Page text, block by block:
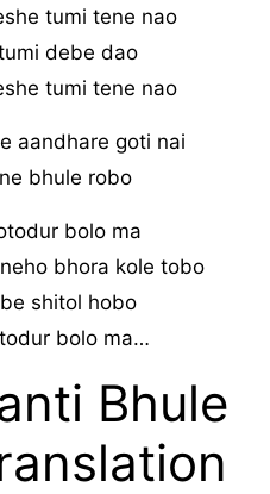
tumi tene nao
debe dao
tumi tene nao
aandhare goti nai
bhule robo
bolo ma
bhora kole tobo
shitol hobo
bolo ma…
Bhule